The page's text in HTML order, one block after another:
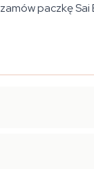
paczkę